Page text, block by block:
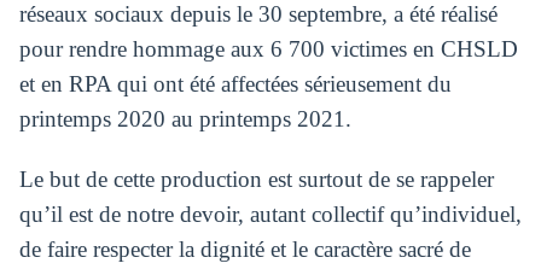
réseaux sociaux depuis le 30 septembre, a été réalisé
pour rendre hommage aux 6 700 victimes en CHSLD
et en RPA qui ont été affectées sérieusement du
printemps 2020 au printemps 2021.
Le but de cette production est surtout de se rappeler
qu’il est de notre devoir, autant collectif qu’individuel,
de faire respecter la dignité et le caractère sacré de